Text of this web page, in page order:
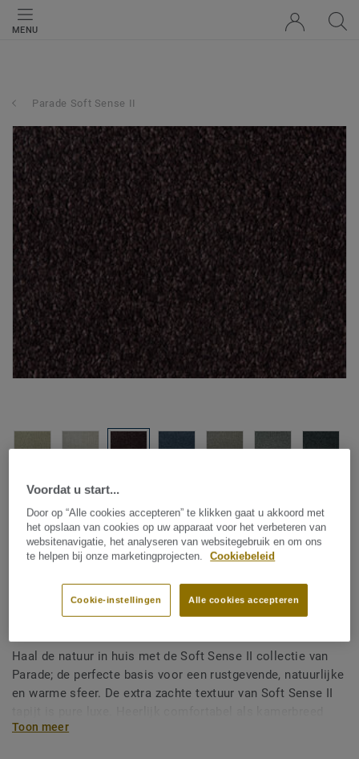
MENU
Parade Soft Sense II
Kamerbreed tapijt Vloerkleden op maat
Parade Soft Sense II - Parade
Soft Sens II AC27 2951 T1 400
Haal de natuur in huis met de Soft Sense II collectie van
Parade; de perfecte basis voor een rustgevende, natuurlijke
en warme sfeer. De extra zachte textuur van Soft Sense II
tapijt op de bovenverdieping of als vloerkleed op maat in je
Toon meer
Voordat u start...
Door op “Alle cookies accepteren” te klikken gaat u akkoord met
het opslaan van cookies op uw apparaat voor het verbeteren van
websitenavigatie, het analyseren van websitegebruik en om ons
te helpen bij onze marketingprojecten.
Cookiebeleid
Alle cookies accepteren
Cookie-instellingen